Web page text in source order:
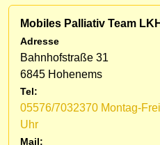
Mobiles Palliativ Team
Adresse
Bahnhofstraße 31
6845 Hohenems
Tel:
05576/7032370 Montag-
Uhr
Mail: